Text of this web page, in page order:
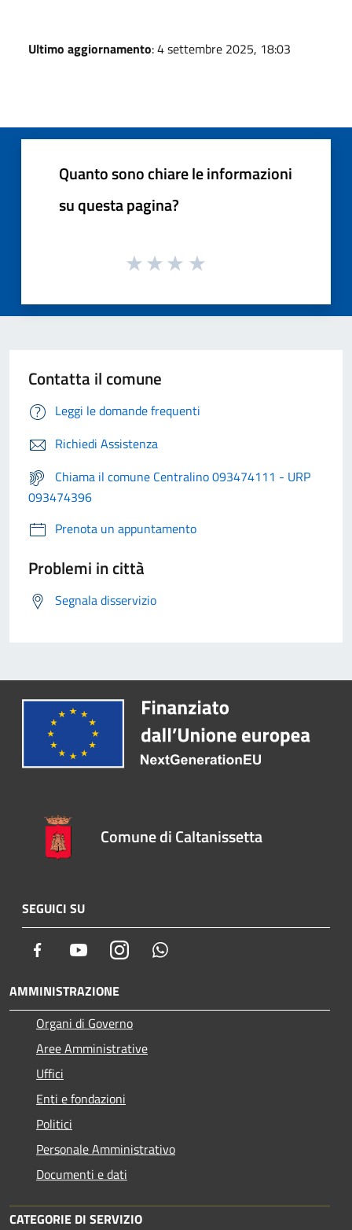
Ultimo aggiornamento: 4 settembre 2025, 18:03
Quanto sono chiare le informazioni
su questa pagina?
Contatta il comune
Leggi le domande frequenti
Richiedi Assistenza
Chiama il comune Centralino 093474111 - URP
093474396
Prenota un appuntamento
Problemi in città
Segnala disservizio
Comune di Caltanissetta
SEGUICI SU
Facebook YoutubeInstagram
AMMINISTRAZIONE
Organi di Governo
Aree Amministrative
Uffici
Enti e fondazioni
Politici
Personale Amministrativo
Documenti e dati
CATEGORIE DI SERVIZIO